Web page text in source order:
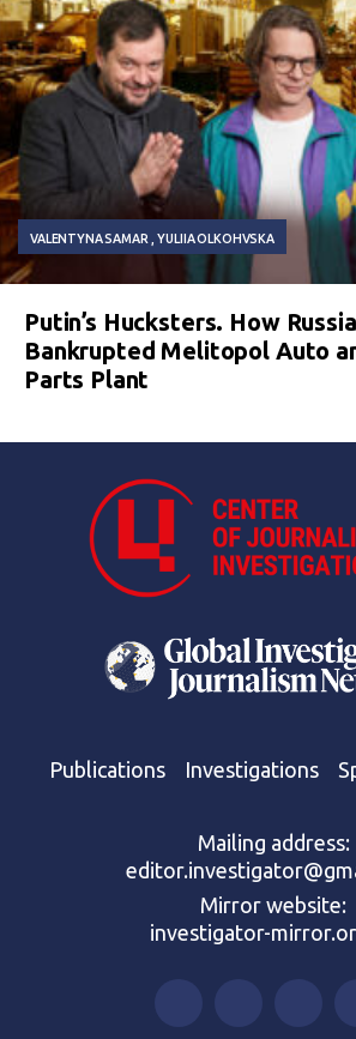
VALENTYNA SAMAR YULIIA OLKOHVSKA
Putin’s Hucksters. How
Bankrupted Melitopol Auto
Parts Plant
Publications Investigations
Mailing address:
Mirror website:
investigator-